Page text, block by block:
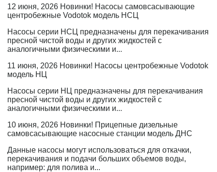
12 июня, 2026 Новинки! Насосы самовсасывающие
центробежные Vodotok модель НСЦ
Насосы серии НСЦ предназначены для перекачивания
пресной чистой воды и других жидкостей с
аналогичными физическими и...
11 июня, 2026 Новинки! Насосы центробежные Vodotok
модель НЦ
Насосы серии НЦ предназначены для перекачивания
пресной чистой воды и других жидкостей с
аналогичными физическими и...
10 июня, 2026 Новинки! Прицепные дизельные
самовсасывающие насосные станции модель ДНС
Данные насосы могут использоваться для откачки,
перекачивания и подачи больших объемов воды,
например: для полива и...